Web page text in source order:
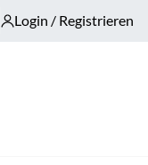
Login / Registrieren